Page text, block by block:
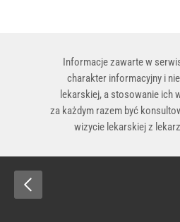
Informacje zawarte w
charakter informacyjny i
lekarskiej, a stosowanie ich
za każdym razem być
wizycie lekarskiej z